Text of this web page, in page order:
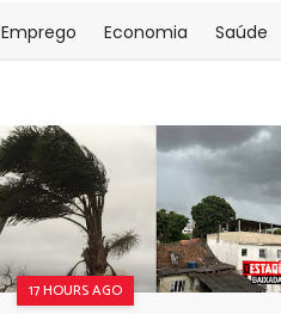
Emprego Economia Saúde
17 HOURS AGO